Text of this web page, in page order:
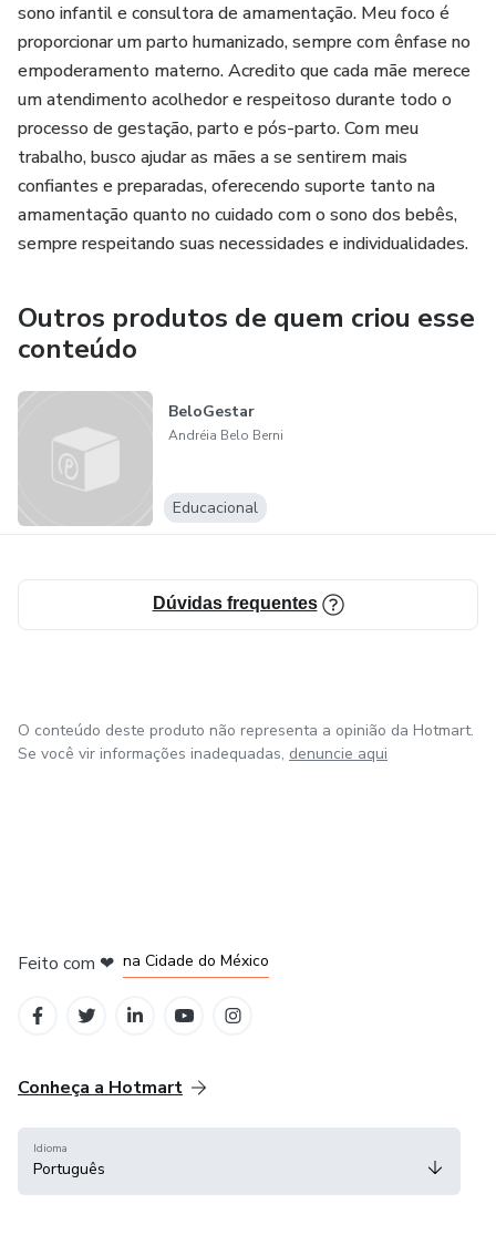
sono infantil e consultora de amamentação. Meu foco é
proporcionar um parto humanizado, sempre com ênfase no
empoderamento materno. Acredito que cada mãe merece
um atendimento acolhedor e respeitoso durante todo o
processo de gestação, parto e pós-parto. Com meu
trabalho, busco ajudar as mães a se sentirem mais
confiantes e preparadas, oferecendo suporte tanto na
amamentação quanto no cuidado com o sono dos bebês,
sempre respeitando suas necessidades e individualidades.
Outros produtos de quem criou esse
conteúdo
BeloGestar
Andréia Belo Berni
Educacional
Dúvidas frequentes
O conteúdo deste produto não representa a opinião da Hotmart.
Se você vir informações inadequadas, denuncie aqui
Feito com ❤ na Cidade do México
Conheça a Hotmart
Idioma
Português